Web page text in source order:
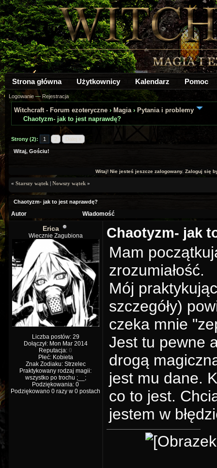
Strona główna Użytkownicy Kalendarz Pomoc
Logowanie —Rejestracja
Witchcraft - Forum ezoteryczne › Magia› Pytania i problemy
Chaotyzm- jak to jest naprawdę?
Strony (2): 1 2 Dalej »
Witaj, Gościu!
Witaj! Nie jesteś jeszcze zalogowany. Zaloguj się
« Starszy wątek | Nowszy wątek »
Chaotyzm- jak to jest naprawdę?
Autor Wiadomość
Erica
Wiecznie Zagubiona
Liczba postów: 29
Dołączył: Mon Mar 2014
Reputacja: 0
Płeć: Kobieta
Znak Zodiaku: Strzelec
Praktykowany rodzaj magii:
wszystko po trochu ;__;
Podziękowania: 0
Podziękowano 0 razy w 0 postach
Chaotyzm- jak
Mam
zrozumiałość.
Mój
szczegóły)
czeka mnie
Jest tu pewne
drogą
jest mu dane.
co to jest.
jestem w